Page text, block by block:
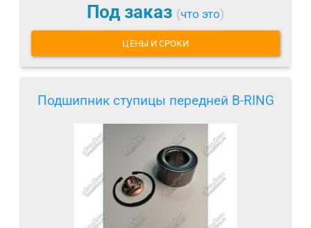
Под заказ (что это)
ЦЕНЫ И СРОКИ
Подшипник ступицы передней B-RING